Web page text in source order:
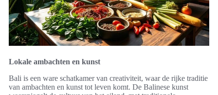
Lokale ambachten en kunst
Bali is een ware schatkamer van creativiteit, waar de rijke traditie
van ambachten en kunst tot leven komt. De Balinese kunst